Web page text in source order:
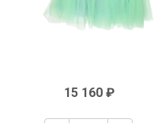
15 160 ₽